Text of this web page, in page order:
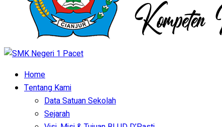
Home
Tentang Kami
Data Satuan Sekolah
Sejarah